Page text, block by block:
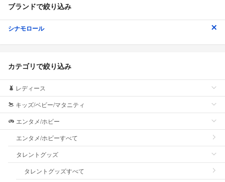
ブランドで絞り込み
シナモロール
カテゴリで絞り込み
レディース
キッズ/ベビー/マタニティ
エンタメ/ホビー
エンタメ/ホビーすべて
タレントグッズ
タレントグッズすべて